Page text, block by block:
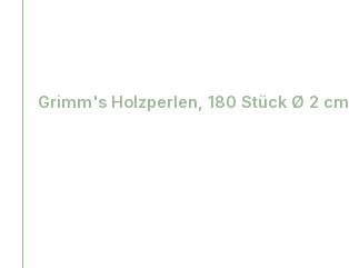
Grimm's Holzperlen, 180 Stück Ø 2 cm